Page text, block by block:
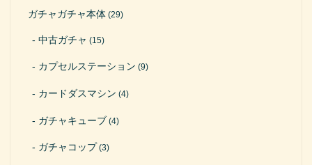
ガチャガチャ本体(29)
中古ガチャ (15)
カプセルステーション (9)
カードダスマシン (4)
ガチャキューブ (4)
ガチャコップ (3)